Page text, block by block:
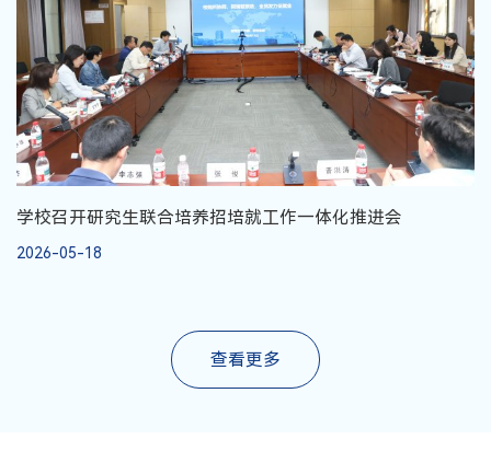
学校召开研究生联合培养招培就工作一体化推进会
2026-05-18
查看更多